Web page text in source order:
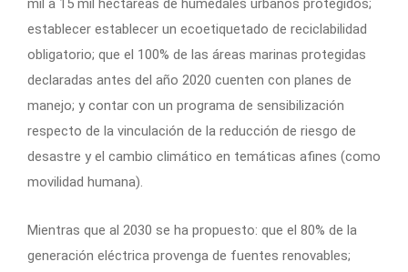
mil a 15 mil hectáreas de humedales urbanos protegidos;
establecer establecer un ecoetiquetado de reciclabilidad
obligatorio; que el 100% de las áreas marinas protegidas
declaradas antes del año 2020 cuenten con planes de
manejo; y contar con un programa de sensibilización
respecto de la vinculación de la reducción de riesgo de
desastre y el cambio climático en temáticas afines (como
movilidad humana).
Mientras que al 2030 se ha propuesto: que el 80% de la
generación eléctrica provenga de fuentes renovables;